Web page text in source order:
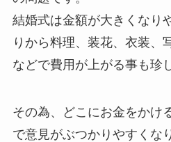
結婚式は金額が大きくなり
りから料理、装花、衣装、
などで費用が上がる事も珍
その為、どこにお金をかけ
で意見がぶつかりやすくな